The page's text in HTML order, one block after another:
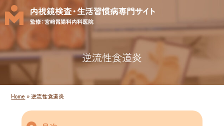
逆流性食道炎
Home »逆流性食道炎